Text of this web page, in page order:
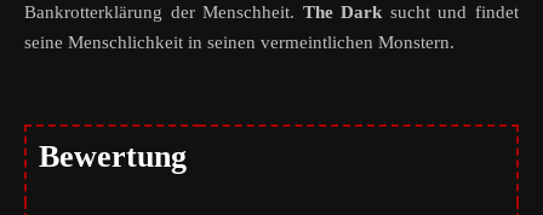
Bankrotterklärung der Menschheit. The Dark sucht und findet
seine Menschlichkeit in seinen vermeintlichen Monstern.
Bewertung